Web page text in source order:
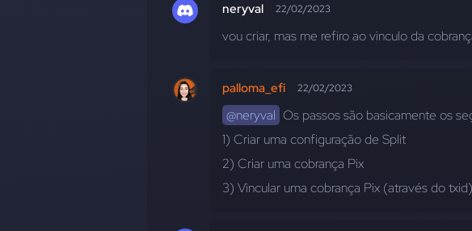
neryval 22/02/2023
vou criar, mas me refiro ao vinculo da
palloma_efi 22/02/2023
@neryval Os passos são basicamente os
1) Criar uma configuração de Split
2) Criar uma cobrança Pix
3) Vincular uma cobrança Pix (através do